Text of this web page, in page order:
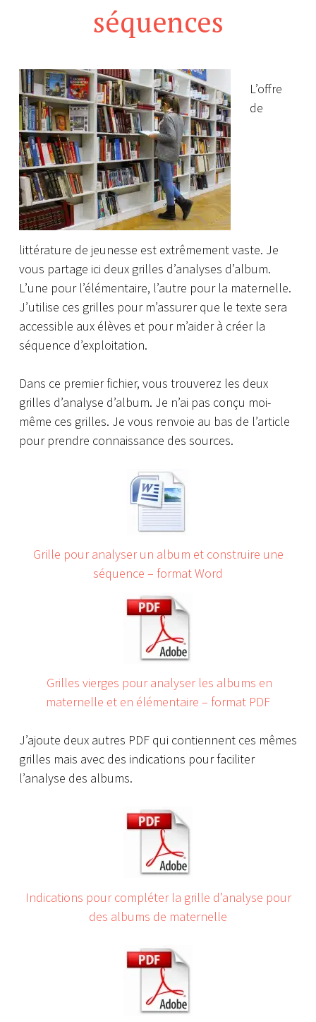
séquences
L’offre
de
littérature de jeunesse est extrêmement vaste. Je
vous partage ici deux grilles d’analyses d’album.
L’une pour l’élémentaire, l’autre pour la maternelle.
J’utilise ces grilles pour m’assurer que le texte sera
accessible aux élèves et pour m’aider à créer la
séquence d’exploitation.
Dans ce premier fichier, vous trouverez les deux
grilles d’analyse d’album. Je n’ai pas conçu moi-
même ces grilles. Je vous renvoie au bas de l’article
pour prendre connaissance des sources.
Grille pour analyser un album et construire une
séquence – format Word
Grilles vierges pour analyser les albums en
maternelle et en élémentaire – format PDF
J’ajoute deux autres PDF qui contiennent ces mêmes
grilles mais avec des indications pour faciliter
l’analyse des albums.
Indications pour compléter la grille d’analyse pour
des albums de maternelle